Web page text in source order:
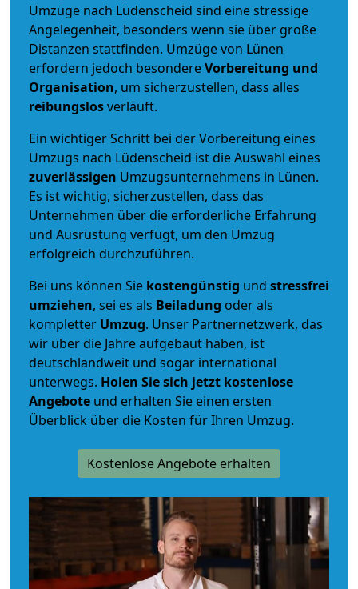
Umzüge nach Lüdenscheid sind eine stressige
Angelegenheit, besonders wenn sie über große
Distanzen stattfinden. Umzüge von Lünen
erfordern jedoch besondereVorbereitung und
Organisation, um sicherzustellen, dass alles
reibungslosverläuft.
Ein wichtiger Schritt bei der Vorbereitung eines
Umzugs nach Lüdenscheid ist die Auswahl eines
zuverlässigen Umzugsunternehmens in Lünen.
Es ist wichtig, sicherzustellen, dass das
Unternehmen über die erforderliche Erfahrung
und Ausrüstung verfügt, um den Umzug
erfolgreich durchzuführen.
Bei uns können Sie kostengünstig und stressfrei
umziehen, sei es als Beiladung oder als
kompletter Umzug. Unser Partnernetzwerk, das
wir über die Jahre aufgebaut haben, ist
deutschlandweit und sogar international
unterwegs. Holen Sie sich jetzt kostenlose
Angebote und erhalten Sie einen ersten
Überblick über die Kosten für Ihren Umzug.
Kostenlose Angebote erhalten